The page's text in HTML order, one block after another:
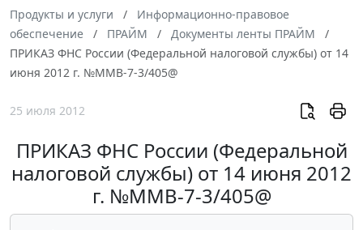
Продукты и услуги
Информационно-правовое
обеспечение
ПРАЙМ
Документы ленты ПРАЙМ
ПРИКАЗ ФНС России (Федеральной налоговой службы) от 14
июня 2012 г. №ММВ-7-3/405@
25 июля 2012
ПРИКАЗ ФНС России (Федеральной
налоговой службы) от 14 июня 2012
г. №ММВ-7-3/405@